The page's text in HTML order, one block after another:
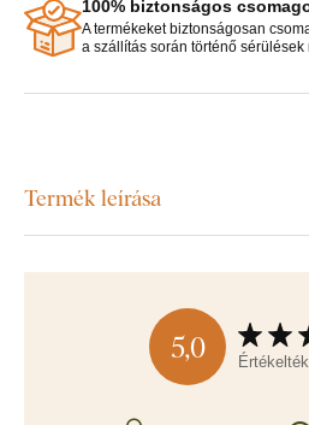
100% biztonságos
A termékeket biztonságosan
a szállítás során történő sérülések
Termék leírása
5,0 Értékelték